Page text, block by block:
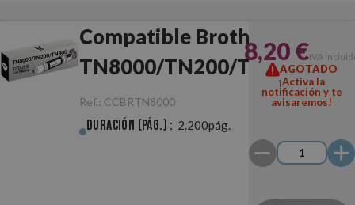
Compatible Brother
TN8000/TN200/TN300
Negro
Ref.: CCBRTN8000
Duración (pág.) : 2.200pág.
8,20 €IVA
AGOTADO
¡Activa la
notificación y te
avisaremos!